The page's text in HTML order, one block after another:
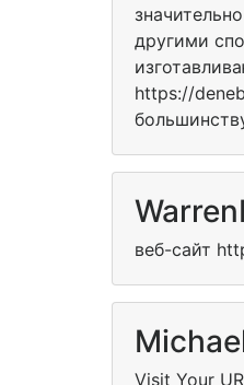
другими
https://
веб-сайт
Visit Your